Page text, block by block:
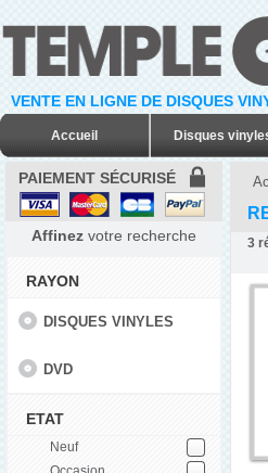
VENTE EN LIGNE DE DISQUES
Accueil Disques
PAIEMENT SÉCURISÉ
Affinez votre recherche
RAYON
DISQUES VINYLES
DVD
ETAT
Neuf
3